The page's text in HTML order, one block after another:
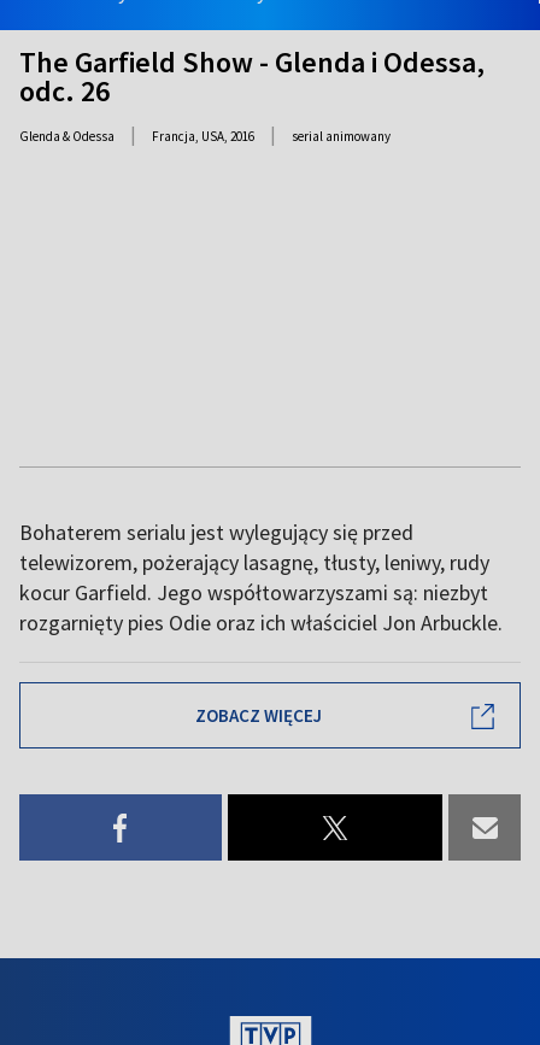
The Garfield Show - Glenda i Odessa,
odc. 26
Glenda & Odessa | Francja, USA, 2016 | serial animowany
Bohaterem serialu jest wylegujący się przed
telewizorem, pożerający lasagnę, tłusty, leniwy, rudy
kocur Garfield. Jego współtowarzyszami są: niezbyt
rozgarnięty pies Odie oraz ich właściciel Jon Arbuckle.
ZOBACZ WIĘCEJ